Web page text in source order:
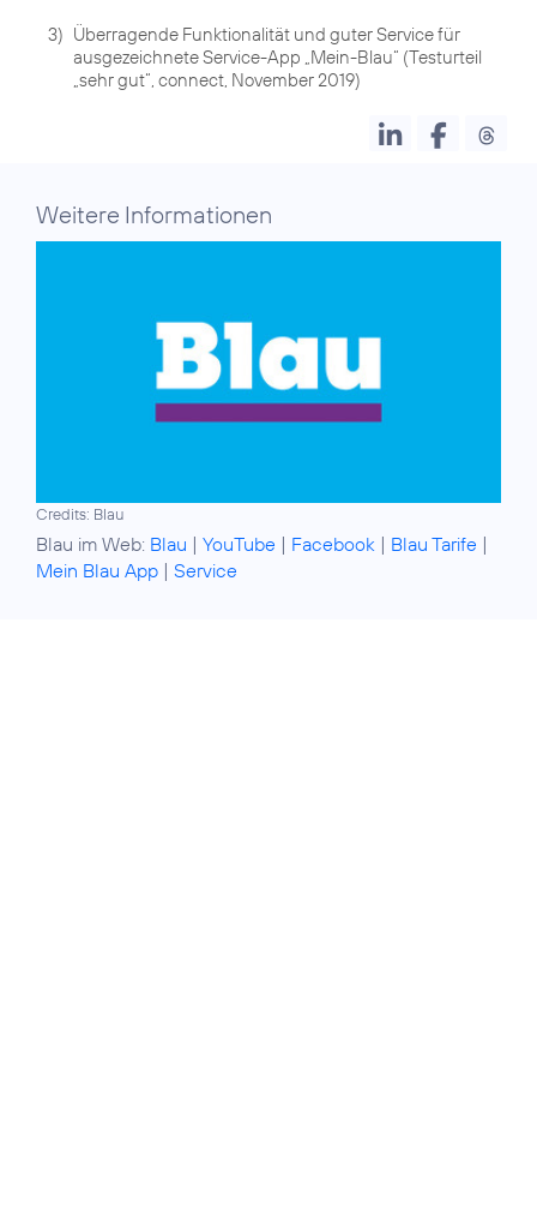
3) Überragende Funktionalität und guter Service für
ausgezeichnete Service-App „Mein-Blau“ (Testurteil
Weitere Informationen
Credits: Blau
Blau im Web: Blau | YouTube | Facebook | Blau Tarife |
Mein Blau App | Service